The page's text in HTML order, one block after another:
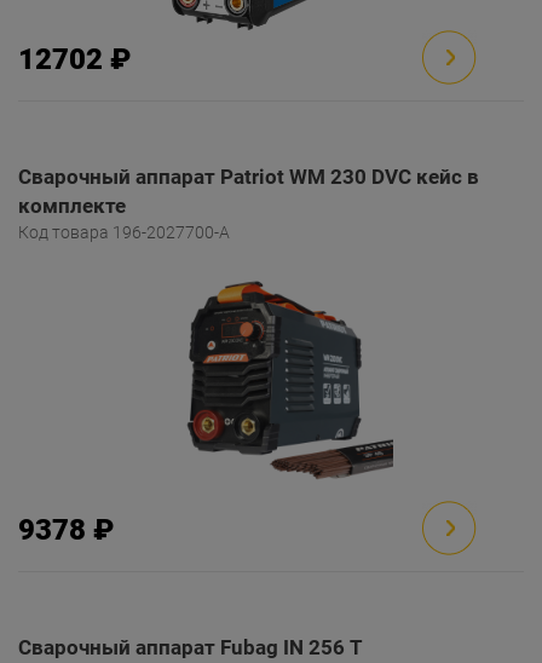
12702 ₽
Сварочный аппарат Patriot WM 230 DVC кейс в
комплекте
Код товара 196-2027700-A
9378 ₽
Сварочный аппарат Fubag IN 256 T